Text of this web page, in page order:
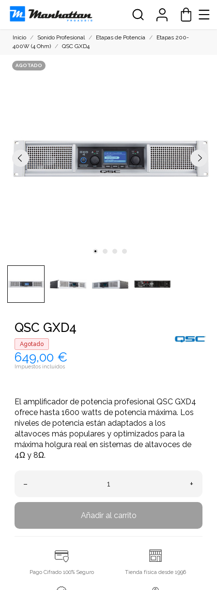
Inicio Sonido Profesional Etapas de Potencia
Etapas 200-
400W (4 Ohm)
QSC GXD4
AGOTADO
QSC GXD4
Agotado
649,00 €
Impuestos incluidos
El amplificador de potencia profesional QSC GXD4
ofrece hasta 1600 watts de potencia máxima. Los
niveles de potencia están adaptados a los
altavoces más populares y optimizados para la
máxima holgura real en sistemas de altavoces de
4Ω y 8Ω.
– +
Añadir al carrito
Pago Cifrado 100% Seguro Tienda física desde 1996